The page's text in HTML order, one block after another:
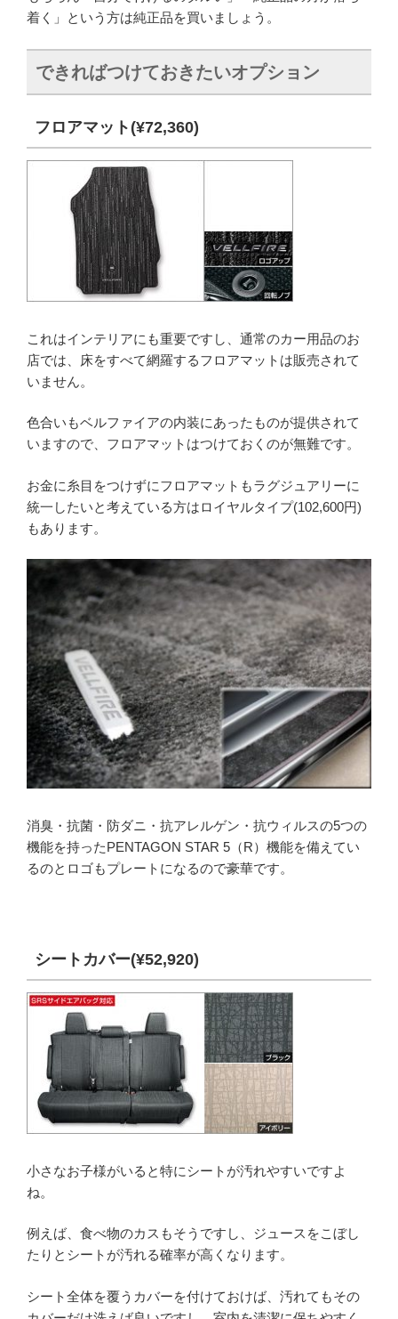
着く」という方は純正品を買いましょう。
できればつけておきたいオプション
フロアマット(¥72,360)
これはインテリアにも重要ですし、通常のカー用品のお
店では、床をすべて網羅するフロアマットは販売されて
いません。
色合いもベルファイアの内装にあったものが提供されて
いますので、フロアマットはつけておくのが無難です。
お金に糸目をつけずにフロアマットもラグジュアリーに
統一したいと考えている方はロイヤルタイプ(102,600円)
もあります。
消臭・抗菌・防ダニ・抗アレルゲン・抗ウィルスの5つの
機能を持ったPENTAGON STAR 5（R）機能を備えてい
るのとロゴもプレートになるので豪華です。
シートカバー(¥52,920)
小さなお子様がいると特にシートが汚れやすいですよ
ね。
例えば、食べ物のカスもそうですし、ジュースをこぼし
たりとシートが汚れる確率が高くなります。
シート全体を覆うカバーを付けておけば、汚れてもその